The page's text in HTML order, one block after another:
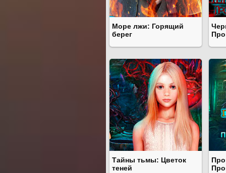
Море лжи: Горящий
берег
Тайны тьмы: Цветок
теней